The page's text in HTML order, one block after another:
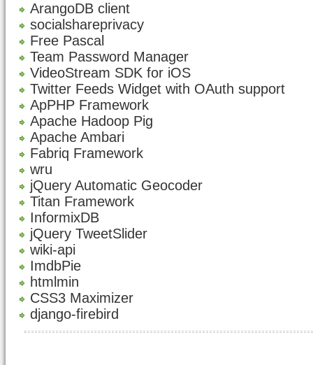
ArangoDB client
socialshareprivacy
Free Pascal
Team Password Manager
VideoStream SDK for iOS
Twitter Feeds Widget with OAuth support
ApPHP Framework
Apache Hadoop Pig
Apache Ambari
Fabriq Framework
wru
jQuery Automatic Geocoder
Titan Framework
InformixDB
jQuery TweetSlider
wiki-api
ImdbPie
htmlmin
CSS3 Maximizer
django-firebird